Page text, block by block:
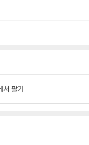
서 팔기